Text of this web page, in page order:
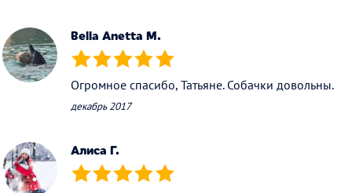
Bella Anetta M.
(*) (*) (*) (*) (*)
Огромное спасибо, Татьяне. Собачки довольны.
декабрь 2017
Алиса Г.
(*) (*) (*) (*) (*)